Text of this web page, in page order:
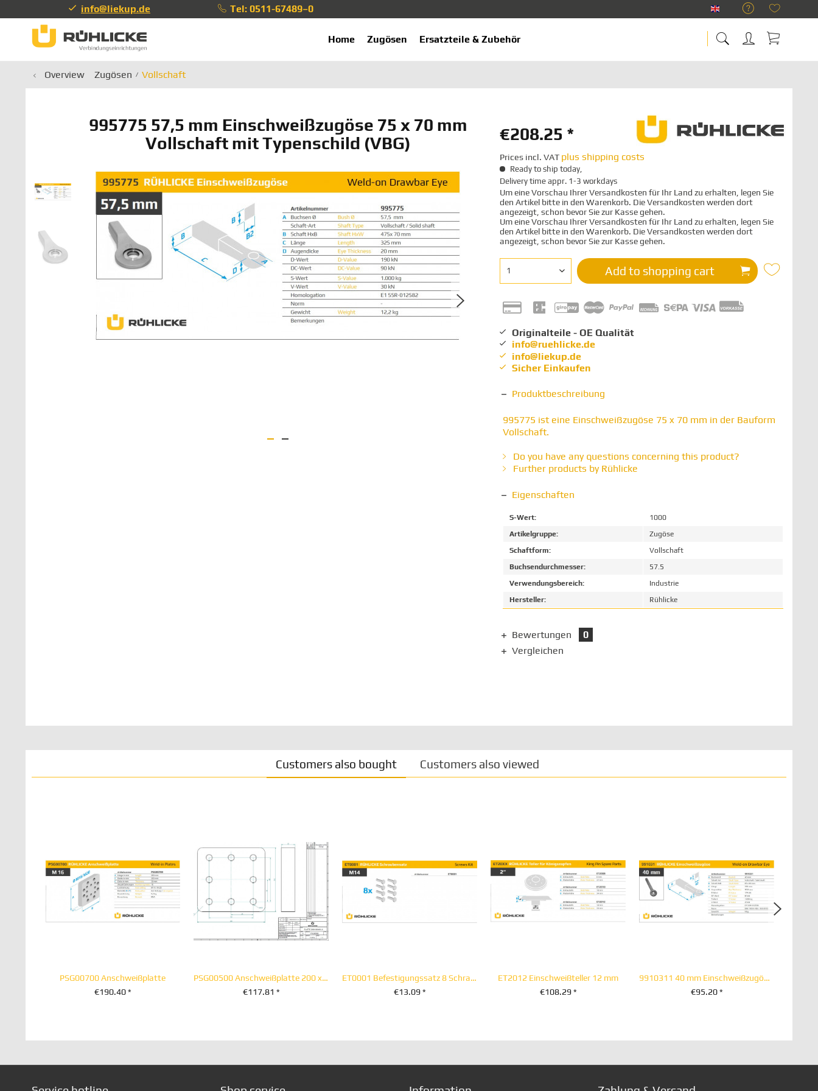
RÜHLICKE Englisch
info@liekup.de
Tel: 0511-67489–0
Home
Zugösen Ersatzteile & Zubehör
Overview Zugösen Vollschaft
995775 57,5 mm Einschweißzugöse 75 x 70 mm
Vollschaft mit Typenschild (VBG)
€208.25 *
Prices incl. VAT plus shipping costs
Ready to ship today,
Delivery time appr. 1-3 workdays
Um eine Vorschau Ihrer Versandkosten für Ihr Land zu erhalten, legen Sie
den Artikel bitte in den Warenkorb. Die Versandkosten werden dort
angezeigt, schon bevor Sie zur Kasse gehen.
Um eine Vorschau Ihrer Versandkosten für Ihr Land zu erhalten, legen Sie
den Artikel bitte in den Warenkorb. Die Versandkosten werden dort
angezeigt, schon bevor Sie zur Kasse gehen.
Add to shopping cart
Originalteile - OE Qualität
info@ruehlicke.de
info@liekup.de
Sicher Einkaufen
Produktbeschreibung
995775 ist eine Einschweißzugöse 75 x 70 mm in der Bauform
Vollschaft.
Do you have any questions concerning this product?
Further products by Rühlicke
Eigenschaften
S-Wert:
1000
Artikelgruppe:
Zugöse
Schaftform:
Vollschaft
Buchsendurchmesser:
57.5
Verwendungsbereich:
Industrie
Hersteller:
Rühlicke
Bewertungen
0
Vergleichen
Customers also bought Customers also viewed
PSG00700 Anschweißplatte
€190.40 *
PSG00500 Anschweißplatte 200 x 190 x 40 mm
€117.81 *
ET0001 Befestigungssatz 8 Schrauben M 14 x 30
€13.09 *
ET2012 Einschweißteller 12 mm
€108.29 *
9910311 40 mm Einschweißzugöse 65 x 60 Vollschaft
€95.20 *